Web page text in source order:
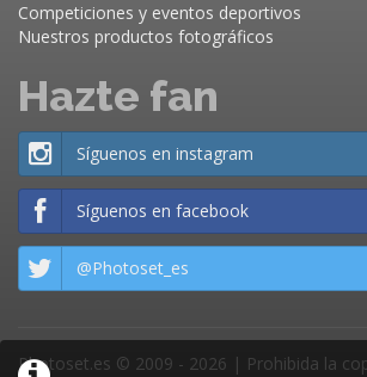
Competiciones y eventos deportivos
Nuestros productos fotográficos
Hazte fan
Síguenos en instagram
Síguenos en facebook
@Photoset_es
Photoset.es © 2009 - 2026 | Prohibida la